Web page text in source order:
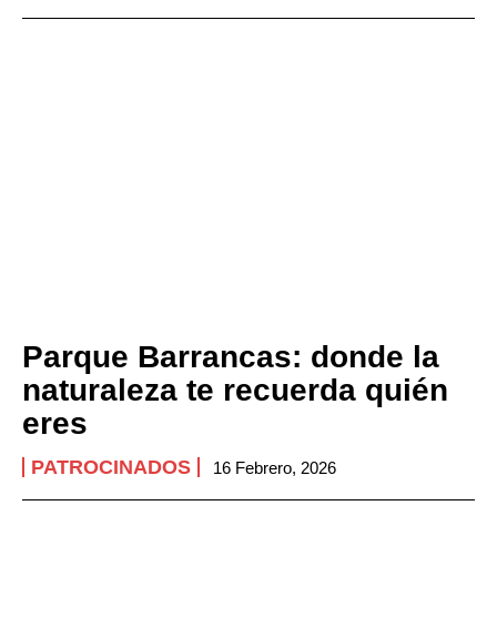
Parque Barrancas: donde la
naturaleza te recuerda quién
eres
PATROCINADOS 16 Febrero, 2026